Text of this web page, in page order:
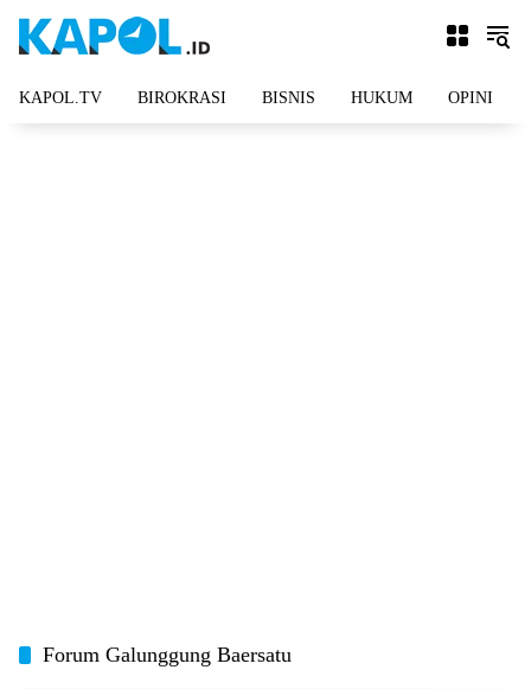
KAPOL.TV BIROKRASI BISNIS HUKUM OPINI
Forum Galunggung Baersatu